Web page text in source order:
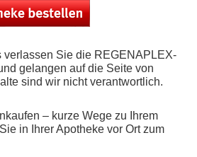
verlassen Sie die REGENAPLEX-
gelangen auf die Seite von
sind wir nicht verantwortlich.
– kurze Wege zu Ihrem
in Ihrer Apotheke vor Ort zum